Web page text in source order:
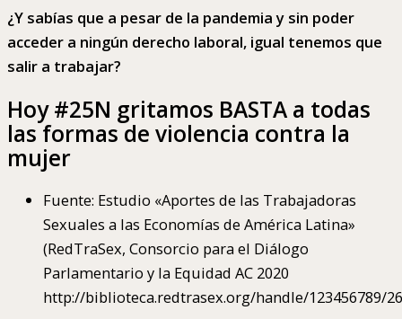
¿Y sabías que a pesar de la pandemia y sin poder
acceder a ningún derecho laboral, igual tenemos que
salir a trabajar?
Hoy #25N gritamos BASTA a todas
las formas de violencia contra la
mujer
Fuente: Estudio «Aportes de las Trabajadoras
Sexuales a las Economías de América Latina»
(RedTraSex, Consorcio para el Diálogo
Parlamentario y la Equidad AC 2020
http://biblioteca.redtrasex.org/handle/123456789/